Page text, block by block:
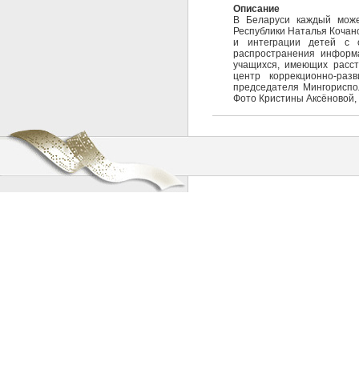
Описание
В Беларуси каждый
Республики Наталья
и интеграции детей с
распространения
учащихся, имеющих
центр коррекционно-
председателя
Фото Кристины